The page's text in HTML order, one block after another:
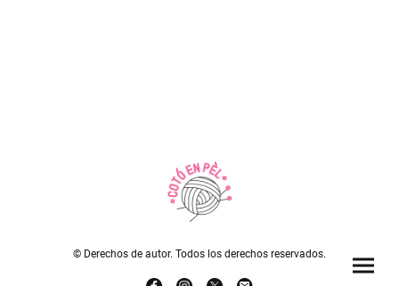
© Derechos de autor. Todos los derechos reservados.